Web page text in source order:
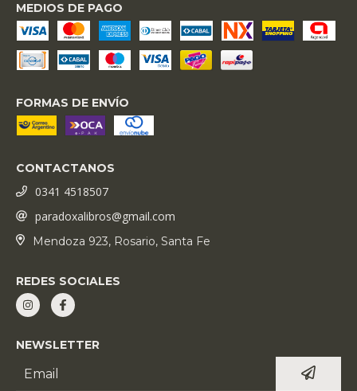
MEDIOS DE PAGO
FORMAS DE ENVÍO
CONTACTANOS
0341 4518507
paradoxalibros@gmail.com
Mendoza 923, Rosario, Santa Fe
REDES SOCIALES
NEWSLETTER